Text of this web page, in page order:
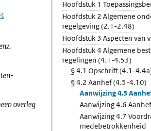
4.2
overleg
Hoofdstuk 1
Hoofdstuk 2 Algemene
regelgeving (2.1-2.48)
Hoofdstuk 3 Aspecten van
Hoofdstuk 4 Algemene
regelingen (4.1-4.53)
§ 4.1 Opschrift (4.1-
§ 4.2 Aanhef (4.5-4.10)
Aanwijzing 4.5
Aanwijzing 4.6
Aanwijzing 4.7
medebetrokkenheid